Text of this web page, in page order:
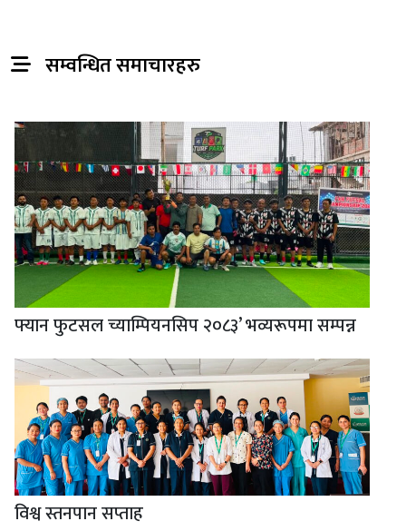
सम्वन्धित समाचारहरु
फ्यान फुटसल च्याम्पियनसिप २०८३’ भव्यरूपमा सम्पन्न
विश्व स्तनपान सप्ताह